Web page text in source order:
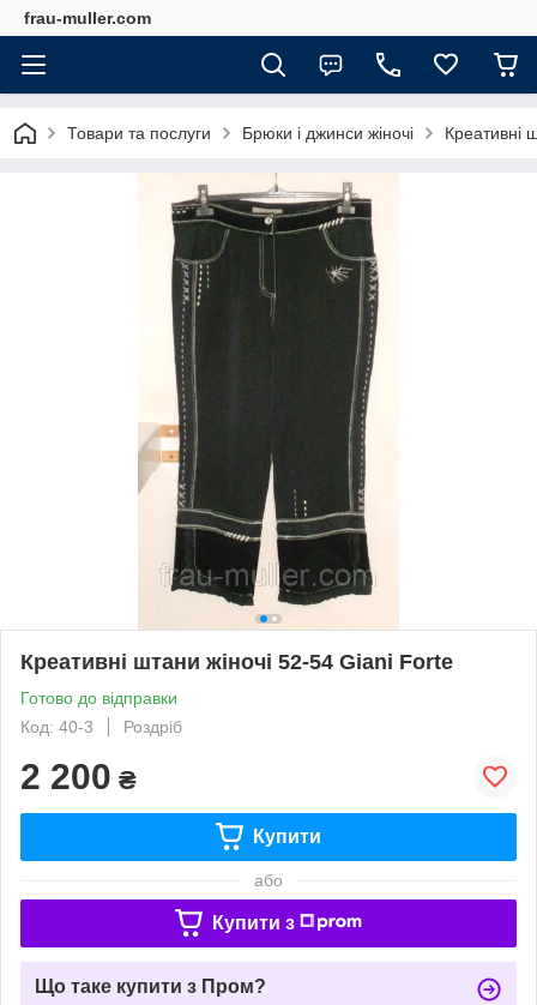
frau-muller.com
Товари та послуги Брюки і джинси жіночі Креативні
Креативні штани жіночі 52-54 Giani Forte
Готово до відправки
Код: 40-3
Роздріб
2 200 ₴
Купити
або
Купити з
Що таке купити з Пром?